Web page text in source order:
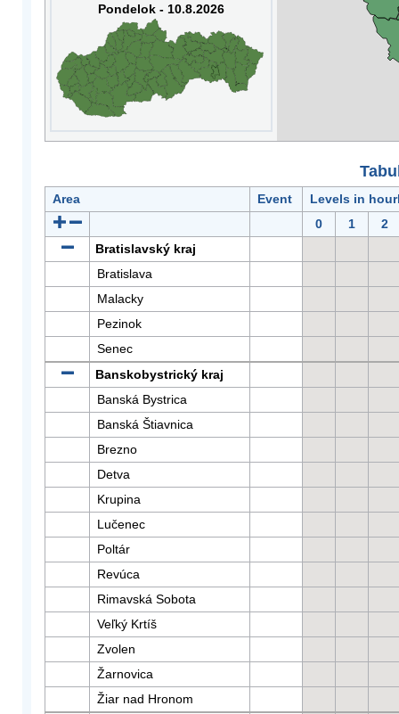
Pondelok - 10.8.2026
Area Event
Levels in
0
1
2
Bratislavský kraj
Bratislava
Malacky
Pezinok
Senec
Banskobystrický kraj
Banská Bystrica
Banská Štiavnica
Brezno
Detva
Krupina
Lučenec
Poltár
Revúca
Rimavská Sobota
Veľký Krtíš
Zvolen
Žarnovica
Žiar nad Hronom